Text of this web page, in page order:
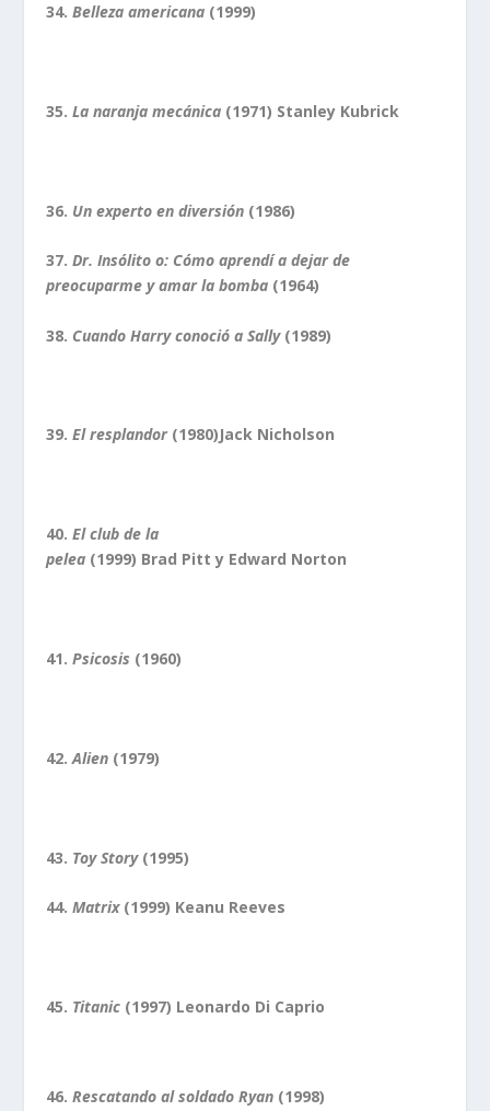
34.Belleza americana (1999)
35.La naranja mecánica (1971) Stanley Kubrick
36. Un experto en diversión (1986)
37.Dr. Insólito o: Cómo aprendí a dejar de
preocuparme y amar la bomba (1964)
38. Cuando Harry conoció a Sally(1989)
39.El resplandor(1980)Jack Nicholson
40.El club de la
pelea (1999) Brad Pitt y Edward Norton
41.Psicosis (1960)
42.Alien (1979)
43. Toy Story(1995)
44.Matrix(1999) Keanu Reeves
45. Titanic (1997) Leonardo Di Caprio
46.Rescatando al soldado Ryan (1998)